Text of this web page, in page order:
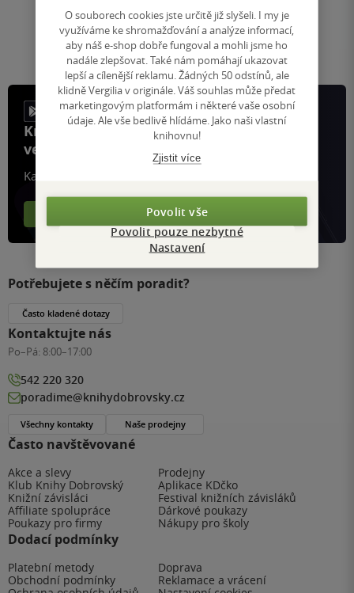
Přejít
na
stránku
/ 1
Knihy, recenze a klubové výhody
ve vaší kapse a naší appce KDčko
Každý měsíc společně přečteme tisíce knih
Více o klubu
Často navštěvované
Akce a slevy
Prodejny
Klub Knihy Dobrovský
Aplikace KDčko
Knižní závisláci
Festival knižních závisláků
Affiliate spolupráce
Dárkové poukazy
Poukazy pro firmy
Nákupy pro školy
Dodací podmínky
Platební metody
Doprava
Obchodní podmínky
Reklamace a vrácení
Potřebujete s něčím poradit?
Často kladené dotazy
Kontaktujte nás
Po–Pá: 8:00–17:00
542 220 320
poradime@knihydobrovsky.cz
Všechny kontakty Naše prodejny
O souborech cookies jste určitě již slyšeli. I my je
využíváme ke shromažďování a analýze informací,
aby náš e-shop dobře fungoval a mohli jsme ho
nadále zlepšovat. Také nám pomáhají ukazovat
lepší a cílenější reklamu. Žádných 50 odstínů, ale
klidně Vergilia v originále. Váš souhlas může předat
marketingovým platformám i některé vaše osobní
údaje. Ale vše bedlivě hlídáme. Jako naši vlastní
knihovnu!
Zjistit více
Povolit vše
Povolit pouze nezbytné
Nastavení